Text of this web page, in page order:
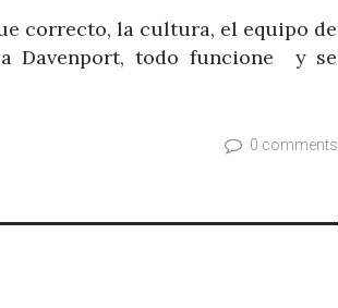
correcto, la cultura, el equipo de
Davenport, todo funcione y se
0 comments